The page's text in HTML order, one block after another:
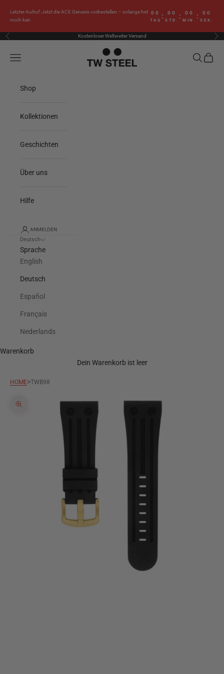
Letzter Aufruf: Jetzt die ACE Genesis vorbestellen – solange het
noch kan
00
TAG
: 00
STD.
: 00
MIN.
: 00
SEK.
Zurück Kostenloser Weltweiter Versand Vor
TW Steel
Menü Suchen
Shop
Kollektionen
Geschichten
Über uns
Hilfe
ANMELDEN
Deutsch
Sprache
English
Deutsch
Español
Français
Nederlands
Warenkorb
Dein Warenkorb ist leer
HOME>TWB98
Bild vergrößern